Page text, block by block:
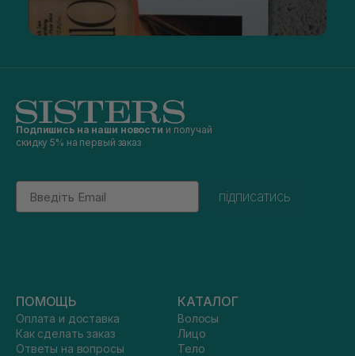
Подпишись на наши новости и получай
скидку 5% на первый заказ
Email
підписатись
ПОМОЩЬ
Оплата и доставка
Как сделать заказ
Ответы на вопросы
КАТАЛОГ
Волосы
Лицо
Тело